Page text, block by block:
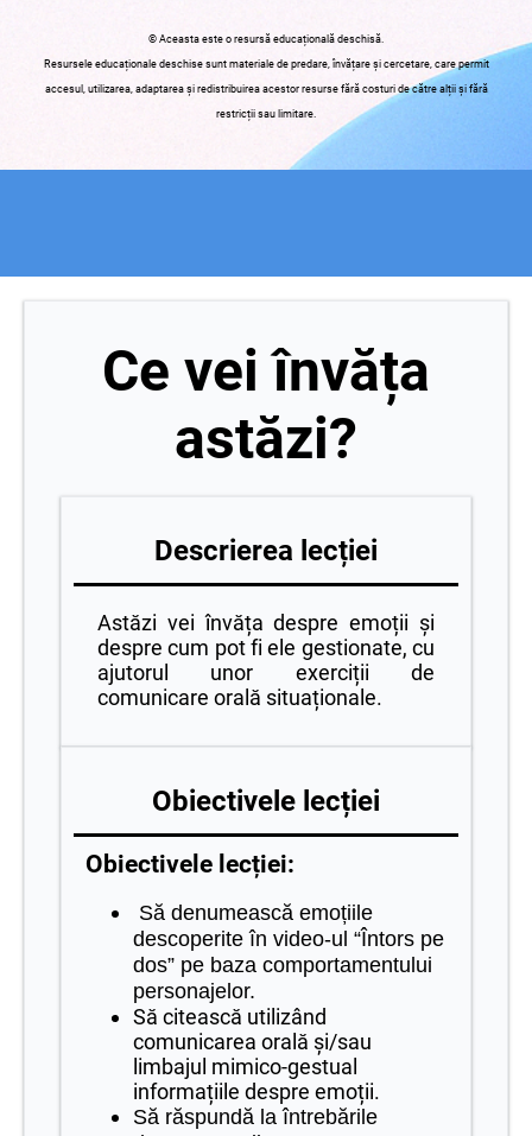
© Aceasta este o resursă educațională deschisă.
Resursele educaționale deschise sunt materiale de predare, învățare și cercetare, care permit
accesul, utilizarea, adaptarea și redistribuirea acestor resurse fără costuri de către alții și fără
restricții sau limitare.
Ce vei învăța
astăzi?
Descrierea lecției
Astăzi vei învăța despre emoții și
despre cum pot fi ele gestionate, cu
ajutorul unor exerciții de
comunicare orală situaționale.
Obiectivele lecției
Obiectivele lecției:
Să denumească emoțiile
descoperite în video-ul “Întors pe
dos” pe baza comportamentului
personajelor.
Să citească utilizând
comunicarea orală și/sau
limbajul mimico-gestual
informațiile despre emoții.
Să răspundă la întrebările